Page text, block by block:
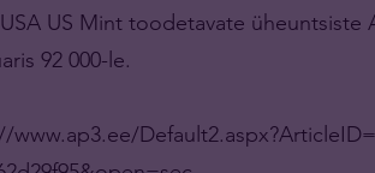
US Mint toodetavate
92 000-le.
www.ap3.ee/